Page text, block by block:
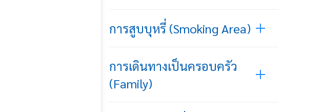
การสูบบุหรี่ (Smoking Area)
การเดินทางเป็นครอบครัว
(Family)